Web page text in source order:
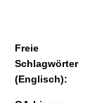
Freie
Schlagwörter
(Englisch):